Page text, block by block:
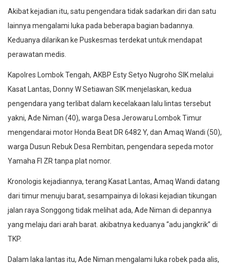
Akibat kejadian itu, satu pengendara tidak sadarkan diri dan satu
lainnya mengalami luka pada beberapa bagian badannya.
Keduanya dilarikan ke Puskesmas terdekat untuk mendapat
perawatan medis.
Kapolres Lombok Tengah, AKBP Esty Setyo Nugroho SIK melalui
Kasat Lantas, Donny W Setiawan SIK menjelaskan, kedua
pengendara yang terlibat dalam kecelakaan lalu lintas tersebut
yakni, Ade Niman (40), warga Desa Jerowaru Lombok Timur
mengendarai motor Honda Beat DR 6482 Y, dan Amaq Wandi (50),
warga Dusun Rebuk Desa Rembitan, pengendara sepeda motor
Yamaha FI ZR tanpa plat nomor.
Kronologis kejadiannya, terang Kasat Lantas, Amaq Wandi datang
dari timur menuju barat, sesampainya di lokasi kejadian tikungan
jalan raya Songgong tidak melihat ada, Ade Niman di depannya
yang melaju dari arah barat. akibatnya keduanya “adu jangkrik” di
TKP.
Dalam laka lantas itu, Ade Niman mengalami luka robek pada alis,